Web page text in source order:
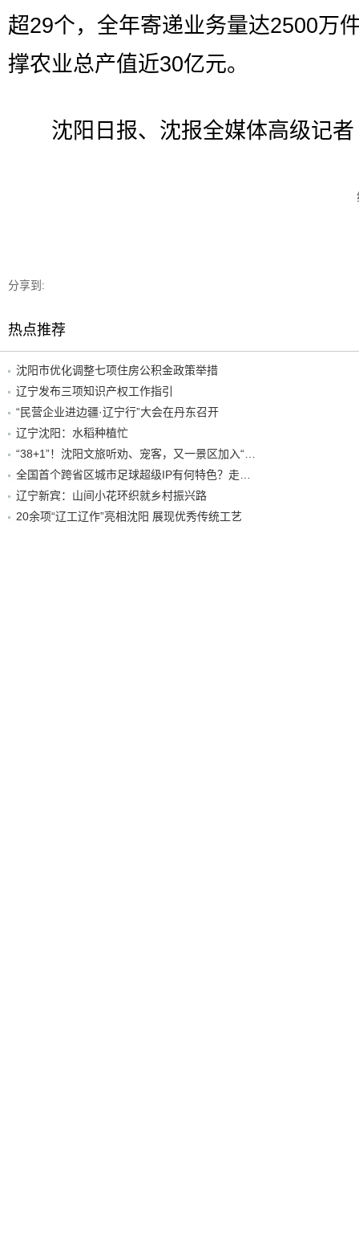
超29个，全年寄递业务量达2500万
撑农业总产值近30亿元。
沈阳日报、沈报全媒体高级记者
分享到:
热点推荐
沈阳市优化调整七项住房公积金政策举措
辽宁发布三项知识产权工作指引
“民营企业进边疆·辽宁行”大会在丹东召开
辽宁沈阳：水稻种植忙
辽宁新宾：山间小花环织就乡村振兴路
20余项“辽工辽作”亮相沈阳 展现优秀传统工艺